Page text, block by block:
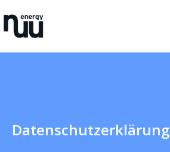
Datenschutzerklärung